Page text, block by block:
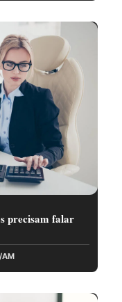
precisam falar
AM